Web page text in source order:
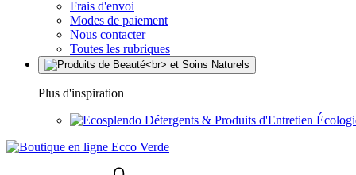
Frais d'envoi
Modes de paiement
Nous contacter
Toutes les rubriques
Plus d'inspiration
Détergents & Produits d'Entretien